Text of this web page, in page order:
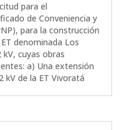
para el
de Conveniencia y
para la construcción
denominada Los
cuyas obras
a) Una extensión
kV de la ET Vivoratá